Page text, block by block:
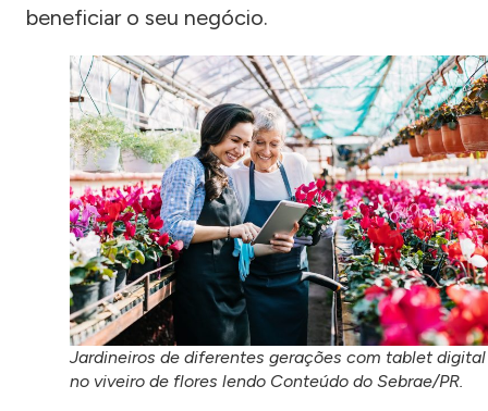
beneficiar o seu negócio.
Jardineiros de diferentes gerações com tablet digital
no viveiro de flores lendo Conteúdo do Sebrae/PR.